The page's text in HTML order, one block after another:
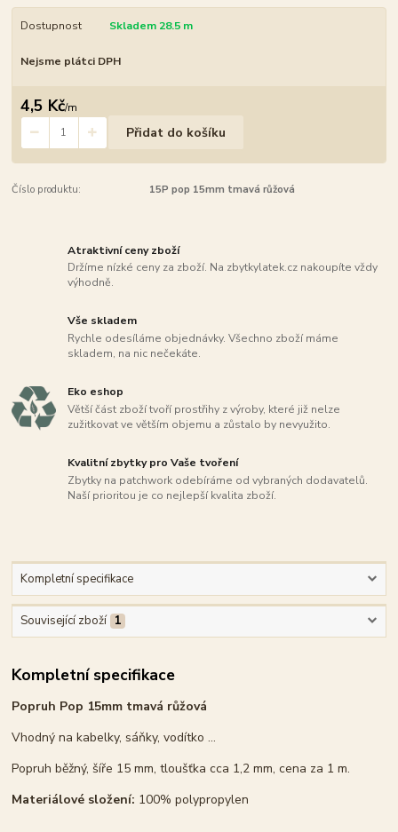
Dostupnost Skladem 28.5 m
Nejsme plátci DPH
4,5 Kč/m
Přidat do košíku
Číslo produktu: 15P pop 15mm tmavá růžová
Atraktivní ceny zboží
Držíme nízké ceny za zboží. Na zbytkylatek.cz nakoupíte vždy
výhodně.
Vše skladem
Rychle odesíláme objednávky. Všechno zboží máme
skladem, na nic nečekáte.
Eko eshop
Větší část zboží tvoří prostřihy z výroby, které již nelze
zužitkovat ve větším objemu a zůstalo by nevyužito.
Kvalitní zbytky pro Vaše tvoření
Zbytky na patchwork odebíráme od vybraných dodavatelů.
Naší prioritou je co nejlepší kvalita zboží.
Kompletní specifikace
Související zboží 1
Kompletní specifikace
Popruh Pop 15mm tmavá růžová
Vhodný na kabelky, sáňky, vodítko ...
Popruh běžný, šíře 15 mm, tloušťka cca 1,2 mm, cena za 1 m.
Materiálové složení: 100% polypropylen